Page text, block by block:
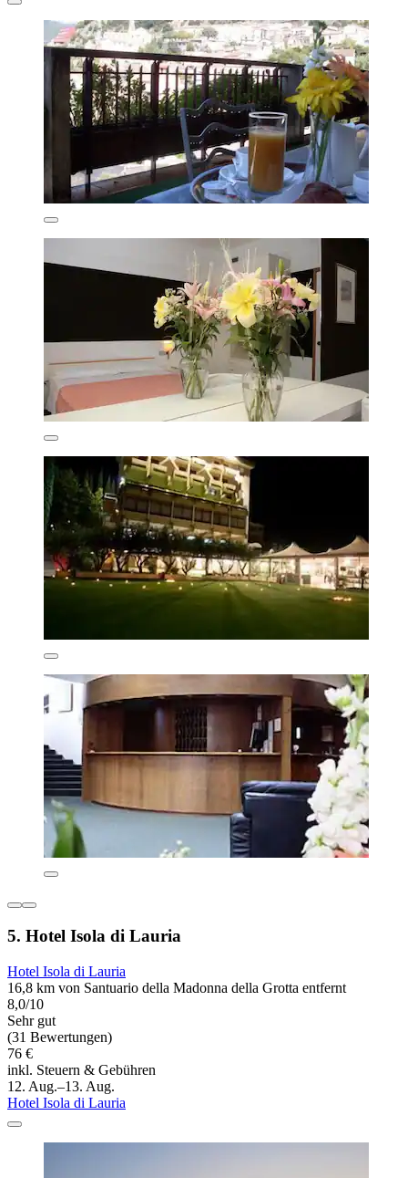
5. Hotel Isola di Lauria
Hotel Isola di Lauria
16,8 km von Santuario della Madonna della Grotta entfernt
8,0/10
Sehr gut
(31 Bewertungen)
76 €
inkl. Steuern & Gebühren
12. Aug.–13. Aug.
Hotel Isola di Lauria